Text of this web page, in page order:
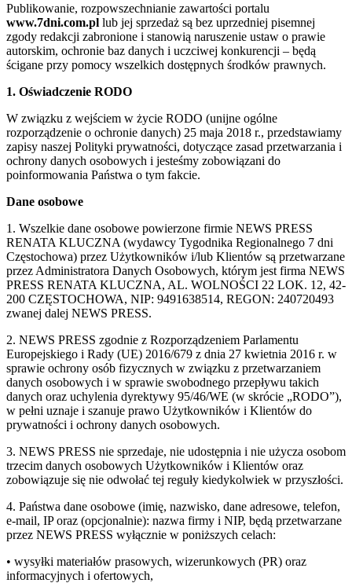
Publikowanie, rozpowszechnianie zawartości portalu
www.7dni.com.pl lub jej sprzedaż są bez uprzedniej pisemnej
zgody redakcji zabronione i stanowią naruszenie ustaw o prawie
autorskim, ochronie baz danych i uczciwej konkurencji – będą
ścigane przy pomocy wszelkich dostępnych środków prawnych.
1. Oświadczenie RODO
W związku z wejściem w życie RODO (unijne ogólne
rozporządzenie o ochronie danych) 25 maja 2018 r., przedstawiamy
zapisy naszej Polityki prywatności, dotyczące zasad przetwarzania i
ochrony danych osobowych i jesteśmy zobowiązani do
poinformowania Państwa o tym fakcie.
Dane osobowe
1. Wszelkie dane osobowe powierzone firmie NEWS PRESS
RENATA KLUCZNA (wydawcy Tygodnika Regionalnego 7 dni
Częstochowa) przez Użytkowników i/lub Klientów są przetwarzane
przez Administratora Danych Osobowych, którym jest firma NEWS
PRESS RENATA KLUCZNA, AL. WOLNOŚCI 22 LOK. 12, 42-
200 CZĘSTOCHOWA, NIP: 9491638514, REGON: 240720493
zwanej dalej NEWS PRESS.
2. NEWS PRESS zgodnie z Rozporządzeniem Parlamentu
Europejskiego i Rady (UE) 2016/679 z dnia 27 kwietnia 2016 r. w
sprawie ochrony osób fizycznych w związku z przetwarzaniem
danych osobowych i w sprawie swobodnego przepływu takich
danych oraz uchylenia dyrektywy 95/46/WE (w skrócie „RODO”),
w pełni uznaje i szanuje prawo Użytkowników i Klientów do
prywatności i ochrony danych osobowych.
3. NEWS PRESS nie sprzedaje, nie udostępnia i nie użycza osobom
trzecim danych osobowych Użytkowników i Klientów oraz
zobowiązuje się nie odwołać tej reguły kiedykolwiek w przyszłości.
4. Państwa dane osobowe (imię, nazwisko, dane adresowe, telefon,
e-mail, IP oraz (opcjonalnie): nazwa firmy i NIP, będą przetwarzane
przez NEWS PRESS wyłącznie w poniższych celach:
• wysyłki materiałów prasowych, wizerunkowych (PR) oraz
informacyjnych i ofertowych,